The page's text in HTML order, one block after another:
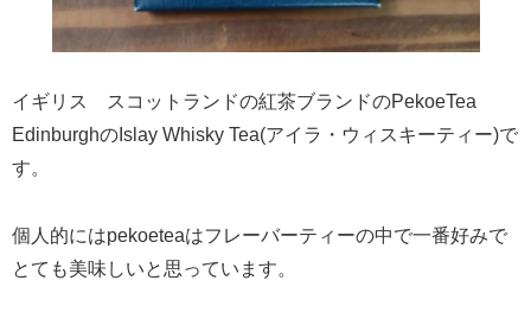
イギリス スコットランドの紅茶ブランドのPekoeTea
EdinburghのIslay Whisky Tea(アイラ・ウィスキーティー)で
す。
個人的にはpekoeteaはフレーバーティーの中で一番好みで
とても美味しいと思っています。